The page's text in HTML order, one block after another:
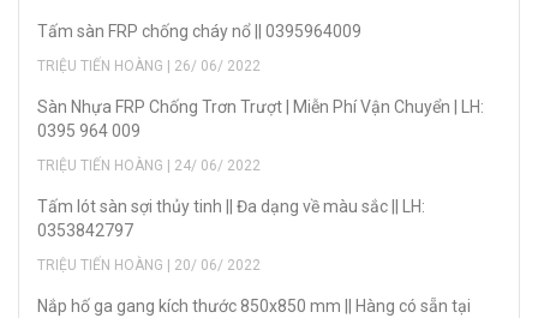
Tấm sàn FRP chống cháy nổ || 0395964009
TRIỆU TIẾN HOÀNG | 26/ 06/ 2022
Sàn Nhựa FRP Chống Trơn Trượt | Miễn Phí Vận Chuyển | LH:
0395 964 009
TRIỆU TIẾN HOÀNG | 24/ 06/ 2022
Tấm lót sàn sợi thủy tinh || Đa dạng về màu sắc || LH:
0353842797
TRIỆU TIẾN HOÀNG | 20/ 06/ 2022
Nắp hố ga gang kích thước 850x850 mm || Hàng có sẵn tại